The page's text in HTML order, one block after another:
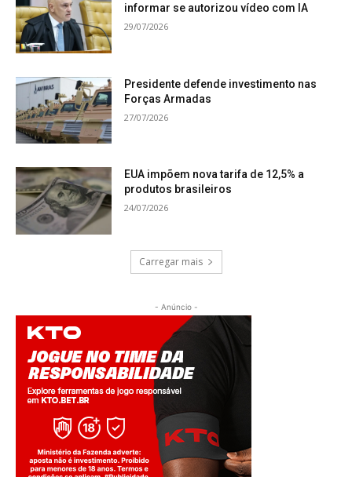
informar se autorizou vídeo com IA
29/07/2026
Presidente defende investimento nas
Forças Armadas
27/07/2026
EUA impõem nova tarifa de 12,5% a
produtos brasileiros
24/07/2026
Carregar mais
- Anúncio -